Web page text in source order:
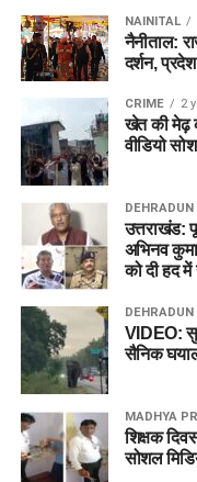
NAINITAL
नैनीताल:
दर्शन,
CRIME 2
खेत की मेढ़
वीडियो
DEHRADUN
उत्तराखंड:
अभिनव
को दी हद
DEHRADUN
VIDEO:
सैनिक
MADHYA
शिक्षक
सोशल